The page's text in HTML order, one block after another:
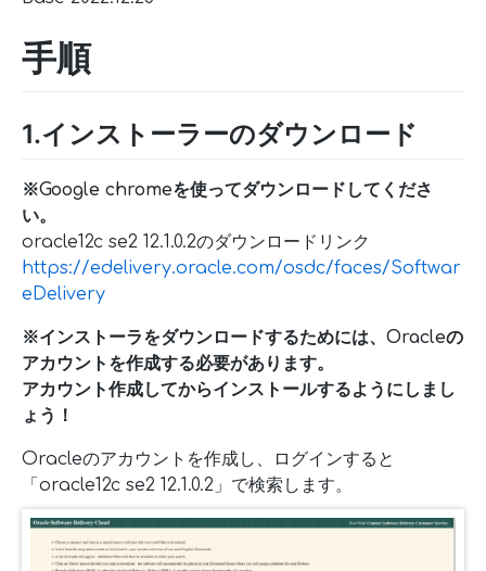
手順
1.インストーラーのダウンロード
※Google chromeを使ってダウンロードしてくださ
い。
oracle12c se2 12.1.0.2のダウンロードリンク
https://edelivery.oracle.com/osdc/faces/Softwar
eDelivery
※インストーラをダウンロードするためには、Oracleの
アカウントを作成する必要があります。
アカウント作成してからインストールするようにしまし
ょう！
Oracleのアカウントを作成し、ログインすると
「oracle12c se2 12.1.0.2」で検索します。